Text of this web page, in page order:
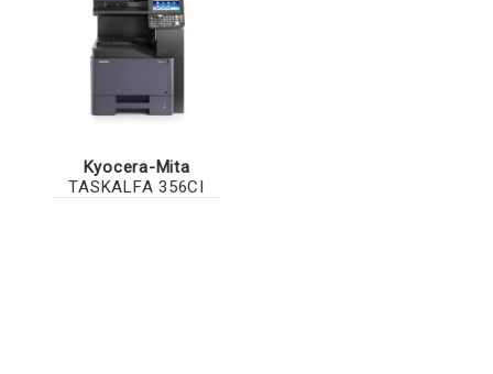
Kyocera-Mita
TASKALFA 356CI